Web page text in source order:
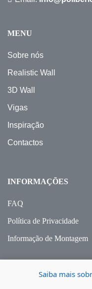
MENU
Sobre nós
Realistic Wall
3D Wall
Vigas
Inspiração
Contactos
INFORMAÇÕES
FAQ
Política de Privacidade
Informação de Montagem
Saiba mais